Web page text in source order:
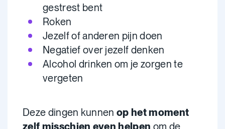
gestrest bent
Roken
Jezelf of anderen pijn doen
Negatief over jezelf denken
Alcohol drinken om je zorgen te
vergeten
Deze dingen kunnenop het moment
zelf misschien even helpen om de